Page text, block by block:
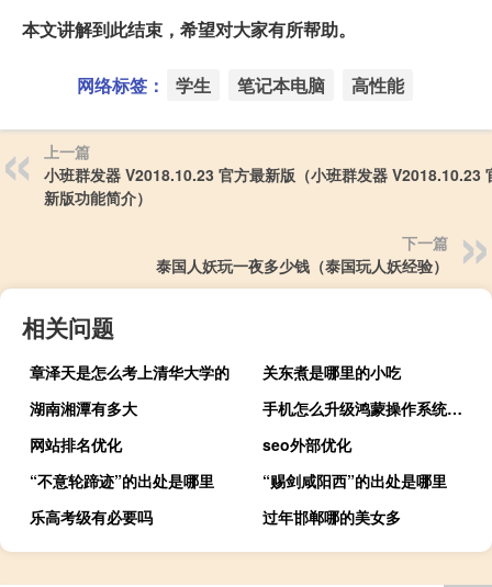
本文讲解到此结束，希望对大家有所帮助。
网络标签： 学生 笔记本电脑 高性能
上一篇
小班群发器 V2018.10.23 官方最新版（小班群发器 V2018.10.23
新版功能简介）
下一篇
泰国人妖玩一夜多少钱（泰国玩人妖经验）
相关问题
章泽天是怎么考上清华大学的
关东煮是哪里的小吃
湖南湘潭有多大
手机怎么升级鸿蒙操作系统（手机怎么升级鸿蒙系统）
网站排名优化
seo外部优化
“不意轮蹄迹”的出处是哪里
“赐剑咸阳西”的出处是哪里
乐高考级有必要吗
过年邯郸哪的美女多